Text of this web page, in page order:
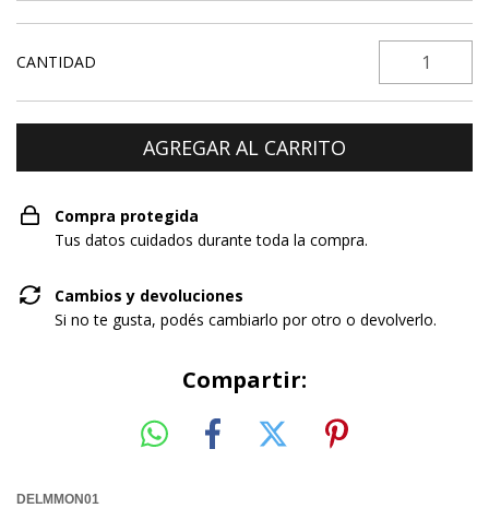
CANTIDAD
Compra protegida
Tus datos cuidados durante toda la compra.
Cambios y devoluciones
Si no te gusta, podés cambiarlo por otro o devolverlo.
Compartir:
DELMMON01